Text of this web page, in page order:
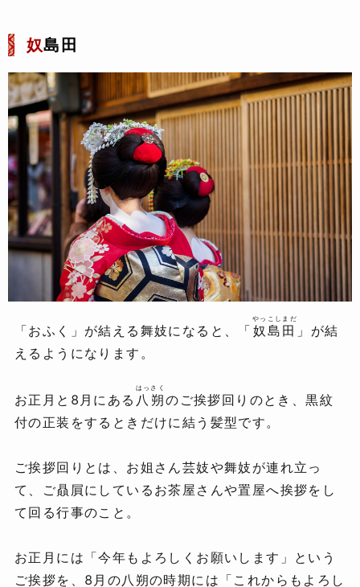
奴島田
「おふく」が結える舞妓になると、「 奴島田
やっこしまだ
」が結
えるようになります。
お正月と8月にある 八朔
はっさく
のご挨拶回りのとき、黒紋
付の正装をするときだけに結う髪型です。
ご挨拶回りとは、お姐さん芸妓や舞妓が連れ立っ
て、ご贔屓にしているお茶屋さんや置屋へ挨拶をし
て回る行事のこと。
お正月には「今年もよろしくお願いします」という
ご挨拶を、8月の八朔の時期には「これからもよろし